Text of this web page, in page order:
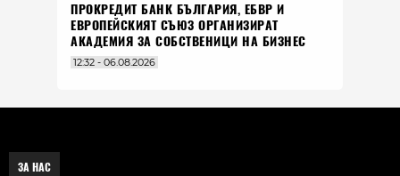
ПРОКРЕДИТ БАНК БЪЛГАРИЯ, ЕБВР И
ЕВРОПЕЙСКИЯТ СЪЮЗ ОРГАНИЗИРАТ
АКАДЕМИЯ ЗА СОБСТВЕНИЦИ НА БИЗНЕС
12:32 - 06.08.2026
ЗА НАС